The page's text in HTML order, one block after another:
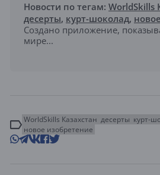
Новости по тегам: WorldSkills
десерты, курт-шоколад,
Создано приложение,
мире...
WorldSkills Казахстан десерты курт-
новое изобретение